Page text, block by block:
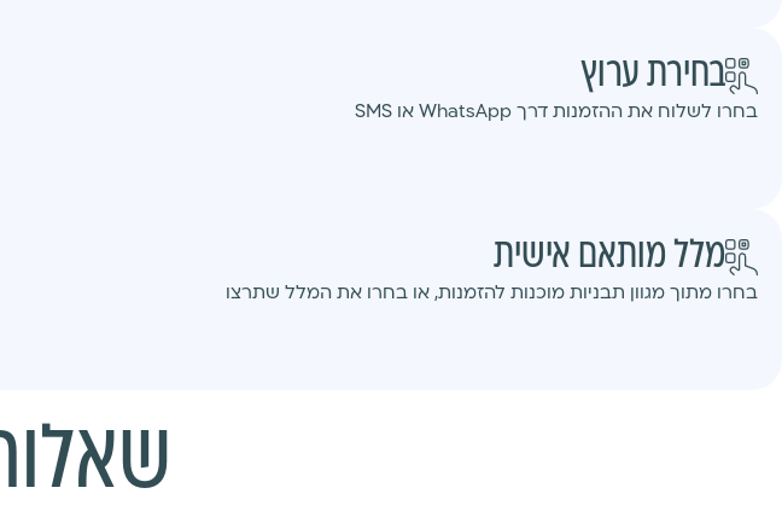
בחירת ערוץ
בחרו לשלוח את ההזמנות דרך WhatsApp או SMS
מלל מותאם אישית
בחרו מתוך מגוון תבניות מוכנות להזמנות, או בחרו את המלל שתרצו